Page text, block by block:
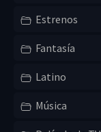
Estrenos
Fantasía
Latino
Música